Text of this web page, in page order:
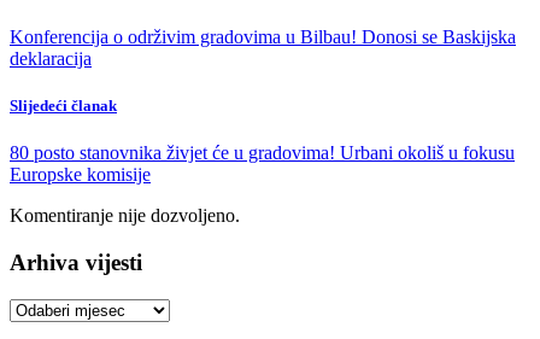
Konferencija o održivim gradovima u Bilbau! Donosi se Baskijska
deklaracija
Slijedeći članak
80 posto stanovnika živjet će u gradovima! Urbani okoliš u fokusu
Europske komisije
Komentiranje nije dozvoljeno.
Arhiva vijesti
Arhiva